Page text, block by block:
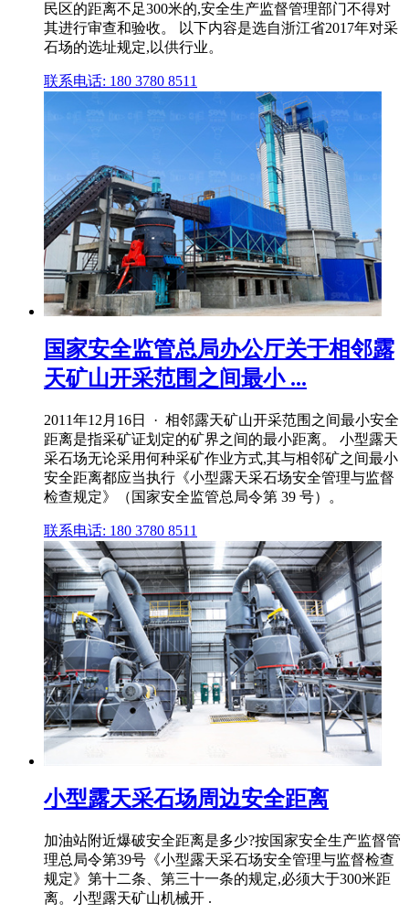
民区的距离不足300米的,安全生产监督管理部门不得对
其进行审查和验收。 以下内容是选自浙江省2017年对采
石场的选址规定,以供行业。
联系电话: 180 3780 8511
国家安全监管总局办公厅关于相邻露
天矿山开采范围之间最小 ...
2011年12月16日 · 相邻露天矿山开采范围之间最小安全
距离是指采矿证划定的矿界之间的最小距离。 小型露天
采石场无论采用何种采矿作业方式,其与相邻矿之间最小
安全距离都应当执行《小型露天采石场安全管理与监督
检查规定》（国家安全监管总局令第 39 号）。
联系电话: 180 3780 8511
小型露天采石场周边安全距离
加油站附近爆破安全距离是多少?按国家安全生产监督管
理总局令第39号《小型露天采石场安全管理与监督检查
规定》第十二条、第三十一条的规定,必须大于300米距
离。小型露天矿山机械开 .